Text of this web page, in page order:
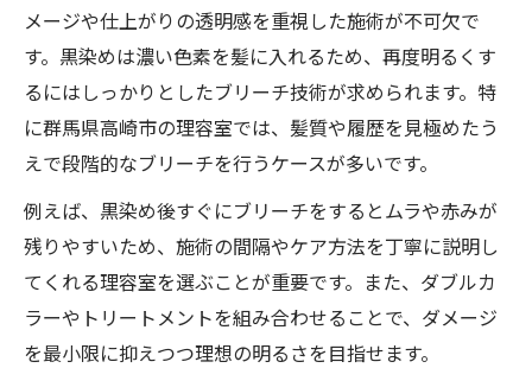
理容室で叶える理想の髪色チェンジの流れ
高崎市の理容室で相談する際のチェックポ
イント
理容室選びで失敗しないための質問例
ブリーチ後の黒染めに強い理容室の特徴
しっかりブリーチしたい方必見の理容室ガイド
理容室のしっかりブリーチ対応力とは何か
理容室で安心して任せるための下調べ方法
髪質別におすすめの理容室を選ぶポイント
メージや仕上がりの透明感を重視した施術が不可欠で
す。黒染めは濃い色素を髪に入れるため、再度明るくす
るにはしっかりとしたブリーチ技術が求められます。特
に群馬県高崎市の理容室では、髪質や履歴を見極めたう
えで段階的なブリーチを行うケースが多いです。
例えば、黒染め後すぐにブリーチをするとムラや赤みが
残りやすいため、施術の間隔やケア方法を丁寧に説明し
てくれる理容室を選ぶことが重要です。また、ダブルカ
ラーやトリートメントを組み合わせることで、ダメージ
を最小限に抑えつつ理想の明るさを目指せます。